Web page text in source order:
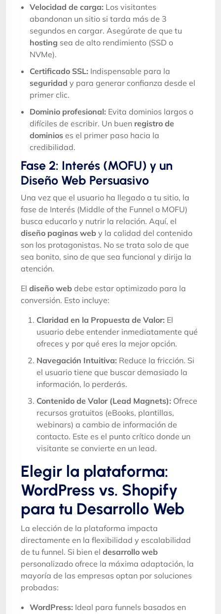
Velocidad de carga: Los visitantes
abandonan un sitio si tarda más de 3
segundos en cargar. Asegúrate de que tu
hosting sea de alto rendimiento (SSD o
NVMe).
Certificado SSL: Indispensable para la
seguridad y para generar confianza desde el
primer clic.
Dominio profesional: Evita dominios largos o
difíciles de escribir. Un buen registro de
dominios es el primer paso hacia la
credibilidad.
Fase 2: Interés (MOFU) y un
Diseño Web Persuasivo
Una vez que el usuario ha llegado a tu sitio, la
fase de Interés (Middle of the Funnel o MOFU)
busca educarlo y nutrir la relación. Aquí, el
diseño paginas web y la calidad del contenido
son los protagonistas. No se trata solo de que
sea bonito, sino de que sea funcional y dirija la
atención.
El diseño web debe estar optimizado para la
conversión. Esto incluye:
Claridad en la Propuesta de Valor: El
usuario debe entender inmediatamente qué
ofreces y por qué eres la mejor opción.
Navegación Intuitiva: Reduce la fricción. Si
el usuario tiene que buscar demasiado la
información, lo perderás.
Contenido de Valor (Lead Magnets): Ofrece
recursos gratuitos (eBooks, plantillas,
webinars) a cambio de información de
contacto. Este es el punto crítico donde un
visitante se convierte en un lead.
Elegir la plataforma:
WordPress vs. Shopify
para tu Desarrollo Web
La elección de la plataforma impacta
directamente en la flexibilidad y escalabilidad
de tu funnel. Si bien el desarrollo web
personalizado ofrece la máxima adaptación, la
mayoría de las empresas optan por soluciones
probadas:
WordPress: Ideal para funnels basados en